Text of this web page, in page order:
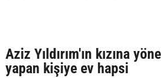
Aziz Yıldırım'ın kızına
yapan kişiye ev hapsi